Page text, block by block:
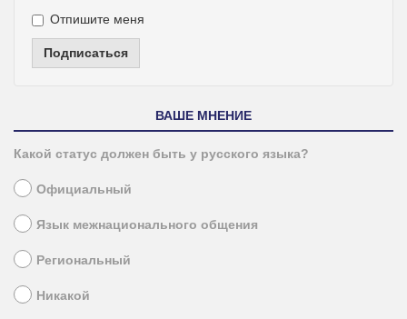
Отпишите меня
Подписаться
ВАШЕ МНЕНИЕ
Какой статус должен быть у русского языка?
Официальный
Язык межнационального общения
Региональный
Никакой